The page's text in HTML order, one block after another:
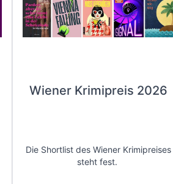
Wiener Krimipreis 2026
Die Shortlist des Wiener Krimipreises
steht fest.